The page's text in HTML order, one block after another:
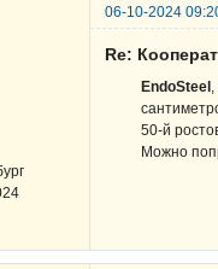
06-10-2024
Re:
EndoSteel
50-й
Можно